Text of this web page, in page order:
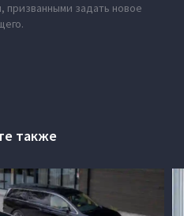
призванными задать новое
также